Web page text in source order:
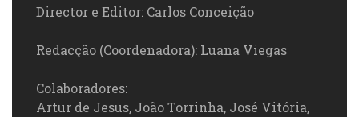
Director e Editor: Carlos Conceição
Redacção (Coordenadora): Luana Viegas
Colaboradores:
Artur de Jesus, João Torrinha, José Vitória,